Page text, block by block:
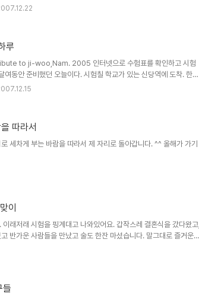
싸릿눈. 조금씩 걸음이 바빠지는 사람들 사이로 눈이 흩날린다. 옷
게 부탁해서 일본에서 사온 pivi용 필름을 가져다줬다. 이런저런 이
움되는 형의 이야기. 여전히 뿌리는 ..
루
to ji-woo,Nam. 2005 인터넷으로 수험표를 확인하고 시험
여동안 준비했던 오늘이다. 시험칠 학교가 있는 신당역에 도착. 한참
보러 가는 모양인지 종종 걸음을 걷는 사람들. 얼굴에 닿는 거리의
험지들을 다시 또 뒤적이며 시간을 기다린다. 고등학교 교실, 그리고
반갑고, 그리운 풍경들. 시험을 마치고 나오는 ..
따라서
세차게 부는 바람을 따라서 제 자리로 돌아갑니다. ^^ 올해가 가기
이
래저래 시험을 핑계대고 나와있어요. 갑작스레 결혼식을 갔다왔고,
반가운 사람들을 만났고 술도 한잔 마셨습니다. 말그대로 즐거운
. ^^; RSS가 문제가 있었습니다만 고쳤습니다. 구독중이신 여러분